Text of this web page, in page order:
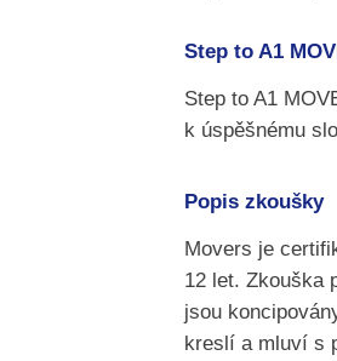
Step to A1
Step to A1
k úspěšnému
Popis zkoušky
Movers je
12 let. Zkouška
jsou
kreslí a mluví s